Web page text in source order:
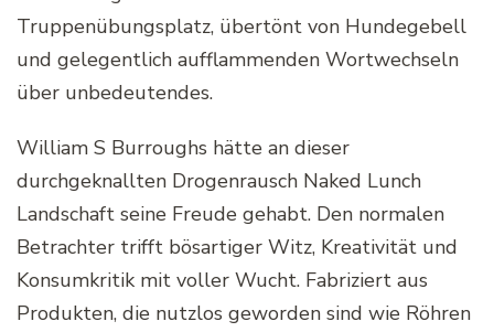
Truppenübungsplatz, übertönt von Hundegebell
und gelegentlich aufflammenden Wortwechseln
über unbedeutendes.
William S Burroughs hätte an dieser
durchgeknallten Drogenrausch Naked Lunch
Landschaft seine Freude gehabt. Den normalen
Betrachter trifft bösartiger Witz, Kreativität und
Konsumkritik mit voller Wucht. Fabriziert aus
Produkten, die nutzlos geworden sind wie Röhren